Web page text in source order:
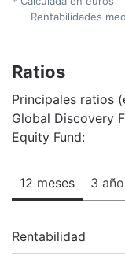
Rentabilidades
Ratios
Principales ratios
Global Discovery
Equity Fund:
12 meses 3
Rentabilidad